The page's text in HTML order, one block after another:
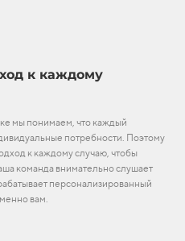
к каждому
мы понимаем, что каждый
потребности. Поэтому
к каждому случаю, чтобы
команда внимательно слушает
персонализированный
вам.